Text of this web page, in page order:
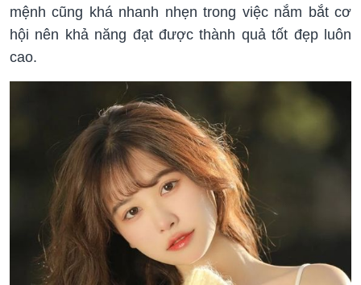
mệnh cũng khá nhanh nhẹn trong việc nắm bắt cơ
hội nên khả năng đạt được thành quả tốt đẹp luôn
cao.